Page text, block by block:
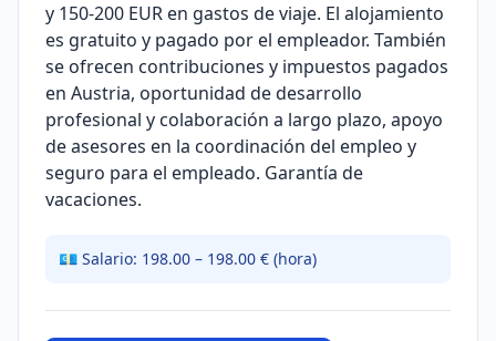
y 150-200 EUR en gastos de viaje. El alojamiento
es gratuito y pagado por el empleador. También
se ofrecen contribuciones y impuestos pagados
en Austria, oportunidad de desarrollo
profesional y colaboración a largo plazo, apoyo
de asesores en la coordinación del empleo y
seguro para el empleado. Garantía de
vacaciones.
💶 Salario: 198.00 – 198.00 € (hora)